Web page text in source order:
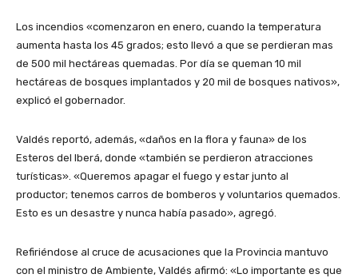
Los incendios «comenzaron en enero, cuando la temperatura
aumenta hasta los 45 grados; esto llevó a que se perdieran mas
de 500 mil hectáreas quemadas. Por día se queman 10 mil
hectáreas de bosques implantados y 20 mil de bosques nativos»,
explicó el gobernador.
Valdés reportó, además, «daños en la flora y fauna» de los
Esteros del Iberá, donde «también se perdieron atracciones
turísticas». «Queremos apagar el fuego y estar junto al
productor; tenemos carros de bomberos y voluntarios quemados.
Esto es un desastre y nunca había pasado», agregó.
Refiriéndose al cruce de acusaciones que la Provincia mantuvo
con el ministro de Ambiente, Valdés afirmó: «Lo importante es que